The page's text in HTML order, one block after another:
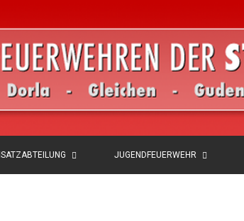
JUGENDFEUERWEHR